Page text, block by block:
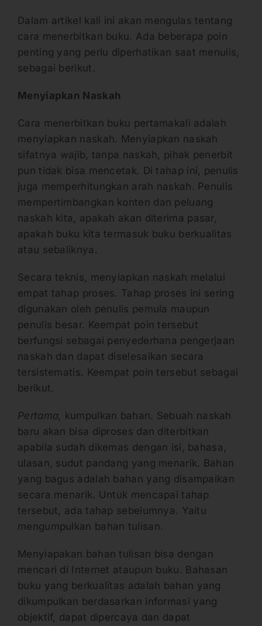
Dalam artikel kali ini akan mengulas tentang
cara menerbitkan buku. Ada beberapa poin
penting yang perlu diperhatikan saat menulis,
sebagai berikut.
Menyiapkan Naskah
Cara menerbitkan buku pertamakali adalah
menyiapkan naskah. Menyiapkan naskah
sifatnya wajib, tanpa naskah, pihak penerbit
pun tidak bisa mencetak. Di tahap ini, penulis
juga memperhitungkan arah naskah. Penulis
mempertimbangkan konten dan peluang
naskah kita, apakah akan diterima pasar,
apakah buku kita termasuk buku berkualitas
atau sebaliknya.
Secara teknis, menyiapkan naskah melalui
empat tahap proses. Tahap proses ini sering
digunakan oleh penulis pemula maupun
penulis besar. Keempat poin tersebut
berfungsi sebagai penyederhana pengerjaan
naskah dan dapat diselesaikan secara
tersistematis. Keempat poin tersebut sebagai
berikut.
Pertama, kumpulkan bahan. Sebuah naskah
baru akan bisa diproses dan diterbitkan
apabila sudah dikemas dengan isi, bahasa,
ulasan, sudut pandang yang menarik. Bahan
yang bagus adalah bahan yang disampaikan
secara menarik. Untuk mencapai tahap
tersebut, ada tahap sebelumnya. Yaitu
mengumpulkan bahan tulisan.
Menyiapakan bahan tulisan bisa dengan
mencari di Internet ataupun buku. Bahasan
buku yang berkualitas adalah bahan yang
dikumpulkan berdasarkan informasi yang
objektif, dapat dipercaya dan dapat